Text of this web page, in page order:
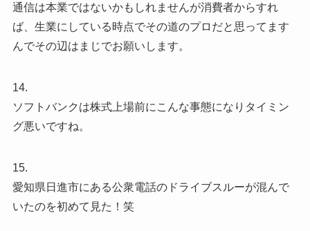
通信は本業ではないかもしれませんが消費者からすれ
ば、生業にしている時点でその道のプロだと思ってます
んでその辺はまじでお願いします。
14.
ソフトバンクは株式上場前にこんな事態になりタイミン
グ悪いですね。
15.
愛知県日進市にある公衆電話のドライブスルーが混んで
いたのを初めて見た！笑